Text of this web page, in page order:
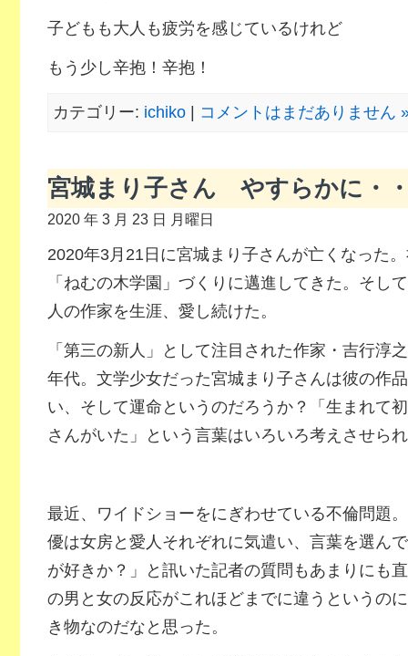
子どもも大人も疲労を感じているけれど
もう少し辛抱！辛抱！
カテゴリー: ichiko| コメントはまだありません
宮城まり子さん やすらかに・
2020 年 3 月 23 日 月曜日
2020年3月21日に宮城まり子さんが亡くなった
「ねむの木学園」づくりに邁進してきた。そし
人の作家を生涯、愛し続けた。
「第三の新人」として注目された作家・吉行淳
年代。文学少女だった宮城まり子さんは彼の作
い、そして運命というのだろうか？「生まれて
さんがいた」という言葉はいろいろ考えさせら
最近、ワイドショーをにぎわせている不倫問題
優は女房と愛人それぞれに気遣い、言葉を選ん
が好きか？」と訊いた記者の質問もあまりにも
の男と女の反応がこれほどまでに違うというの
き物なのだなと思った。